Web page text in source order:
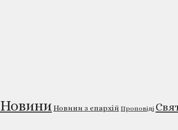
НовиниНовини з єпархій Проповіді